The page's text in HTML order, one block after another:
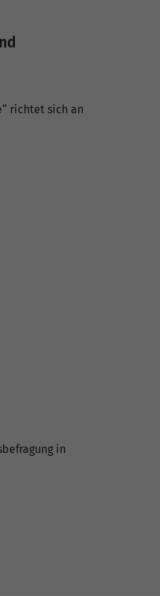
richtet sich an
in